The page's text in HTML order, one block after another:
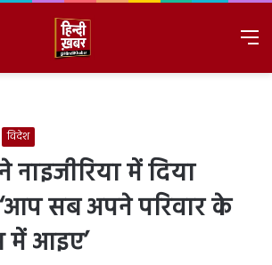
विदेश
नाइजीरिया में दिया
सब अपने परिवार के
में आइए’